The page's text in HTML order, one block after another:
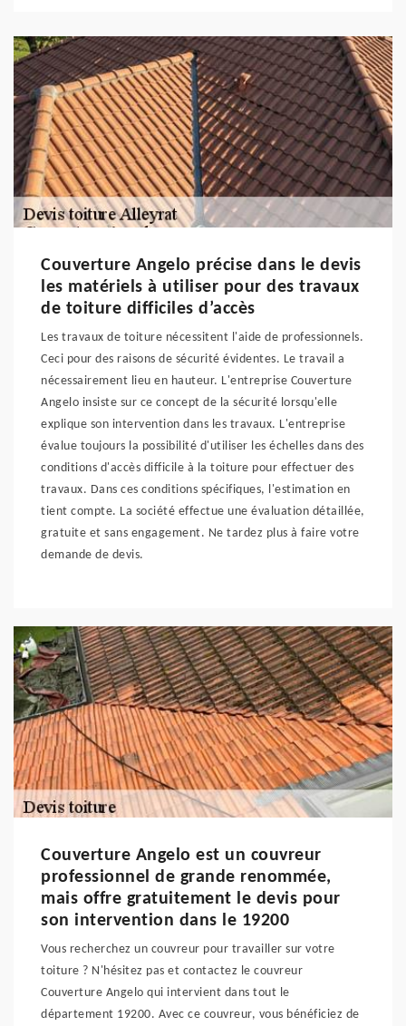
Couverture Angelo précise dans le devis
les matériels à utiliser pour des travaux
de toiture difficiles d’accès
Les travaux de toiture nécessitent l'aide de professionnels.
Ceci pour des raisons de sécurité évidentes. Le travail a
nécessairement lieu en hauteur. L'entreprise Couverture
Angelo insiste sur ce concept de la sécurité lorsqu'elle
explique son intervention dans les travaux. L'entreprise
évalue toujours la possibilité d'utiliser les échelles dans des
conditions d'accès difficile à la toiture pour effectuer des
travaux. Dans ces conditions spécifiques, l'estimation en
tient compte. La société effectue une évaluation détaillée,
gratuite et sans engagement. Ne tardez plus à faire votre
demande de devis.
Couverture Angelo est un couvreur
professionnel de grande renommée,
mais offre gratuitement le devis pour
son intervention dans le 19200
Vous recherchez un couvreur pour travailler sur votre
toiture ? N'hésitez pas et contactez le couvreur
Couverture Angelo qui intervient dans tout le
département 19200. Avec ce couvreur, vous bénéficiez de